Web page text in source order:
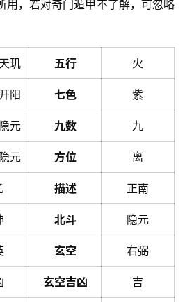
用，若对奇门遁甲不了解，可忽略
玑 五行 火
阳 七色 紫
元 九数 九
元 方位 离
描述 正南
北斗 隐元
玄空 右弼
玄空吉凶 吉